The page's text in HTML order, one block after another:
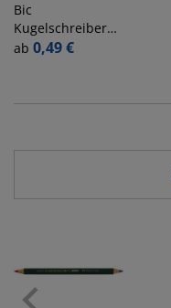
Bic
Kugelschreiber
ECOlutions
Einweg
ab 0,49 €